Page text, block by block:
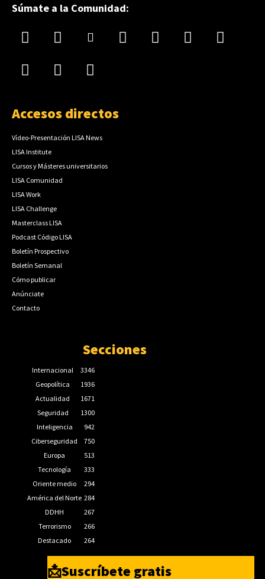
Súmate a la Comunidad:
Accesos directos
Vídeo-Presentación LISA News
LISA Institute
Cursos y Másteres universitarios
LISA Comunidad
LISA Work
LISA Challenge
Masterclass LISA
Podcast Código LISA
Boletín Prospectivo
Boletín Semanal
Cómo publicar
Anúnciate
Contacto
Secciones
Internacional
3346
Geopolítica
1936
Actualidad
1671
Seguridad
1300
Inteligencia
942
Ciberseguridad
750
Europa
513
Tecnología
333
Oriente medio
294
América del Norte 284
DDHH
267
Terrorismo
266
Destacado
264
📩Suscríbete gratis